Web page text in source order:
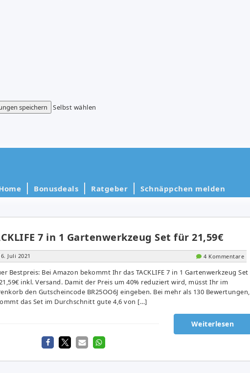
speichern
Selbst wählen
Bonusdeals Ratgeber Schnäppchen melden
7 in 1 Gartenwerkzeug Set für 21,59€
Juli 2021 4 Kommentare
Bestpreis: Bei Amazon bekommt Ihr das TACKLIFE 7 in 1 Gartenwerkzeug Set
inkl. Versand. Damit der Preis um 40% reduziert wird, müsst Ihr im
den Gutscheincode BR25OO6J eingeben. Bei mehr als 130 Bewertungen,
das Set im Durchschnitt gute 4,6 von […]
Weiterlesen